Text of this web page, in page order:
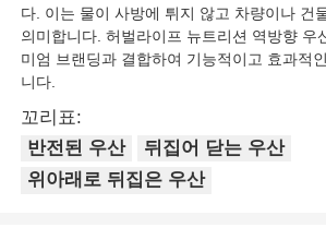
다. 이는 물이 사방에 튀지 않고 차량이나 건
의미합니다. 허벌라이프 뉴트리션 역방향 우
미엄 브랜딩과 결합하여 기능적이고 효과적
니다.
꼬리표:
반전된 우산
뒤집어 닫는 우산
위아래로 뒤집은 우산